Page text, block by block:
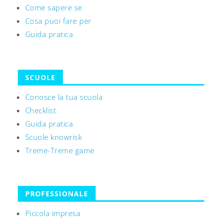
Come sapere se
Cosa puoi fare per
Guida pratica
SCUOLE
Conosce la tua scuola
Checklist
Guida pratica
Scuole knowrisk
Treme-Treme game
PROFESSIONALE
Piccola impresa